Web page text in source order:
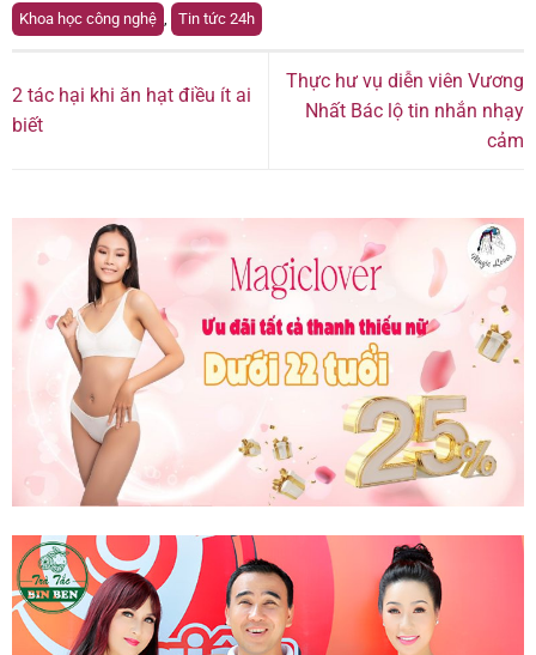
Khoa học công nghệ
Tin tức 24h
2 tác hại khi ăn hạt điều ít ai
biết
Thực hư vụ diễn viên Vương
Nhất Bác lộ tin nhắn nhạy
cảm